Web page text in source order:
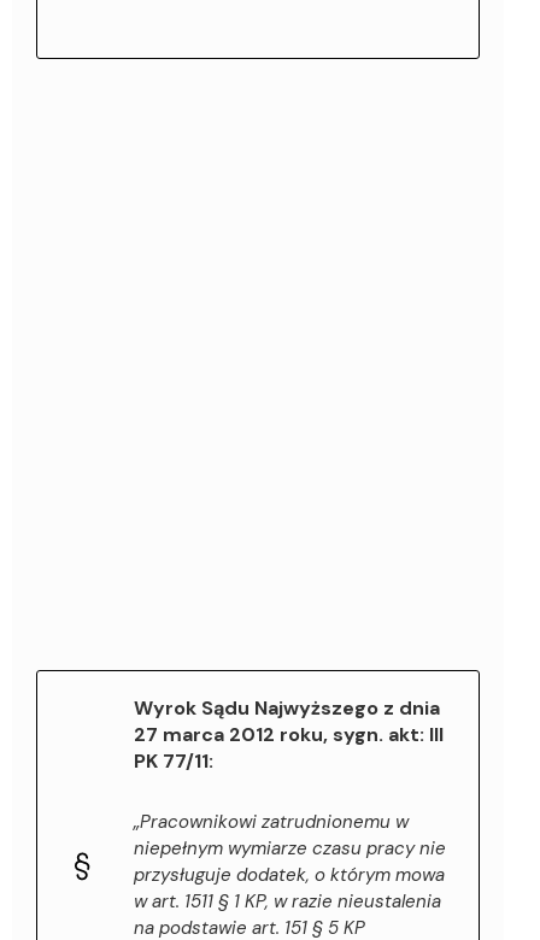
Wyrok Sądu Najwyższego z dnia
27 marca 2012 roku, sygn. akt: III
PK 77/11:
„Pracownikowi zatrudnionemu w
niepełnym wymiarze czasu pracy nie
przysługuje dodatek, o którym mowa
w art. 1511 § 1 KP, w razie nieustalenia
na podstawie art. 151 § 5 KP